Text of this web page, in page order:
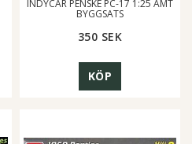
INDYCAR PENSKE PC-17 1:25 AMT
BYGGSATS
350 SEK
KÖP